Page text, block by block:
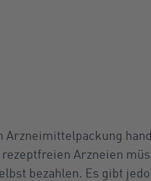
Arzneimittelpackung
Arzneien
bezahlen. Es gibt